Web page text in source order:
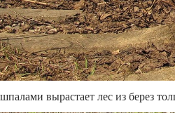
вырастает лес из берез